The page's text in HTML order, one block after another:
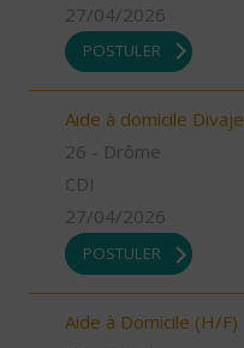
27/04/2026
POSTULER
Aide à domicile
26 - Drôme
CDI
27/04/2026
POSTULER
Aide à Domicile (H/F)